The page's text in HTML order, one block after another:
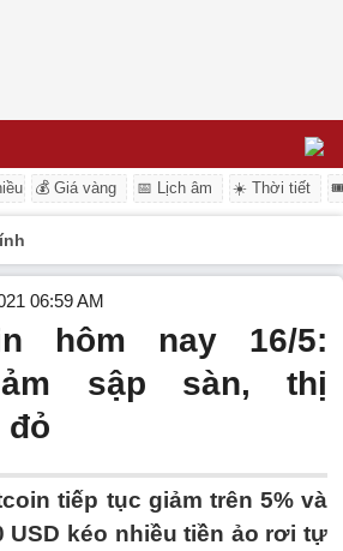
💰 Giá vàng 📅 Lịch âm ☀️ Thời tiết
06:59 AM
hôm nay 16/5:
sập sàn, thị
tiếp tục giảm trên 5% và
USD kéo nhiều tiền ảo rơi tự